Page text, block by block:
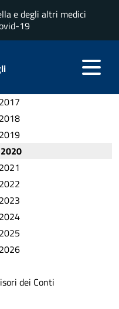
e degli altri medici
19
dei Conti